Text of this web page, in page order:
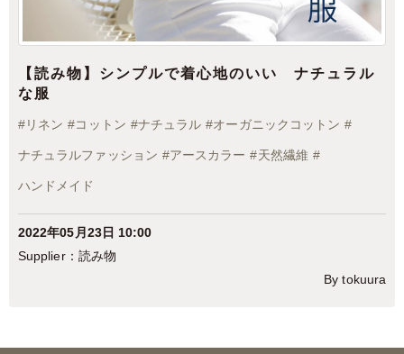
【読み物】シンプルで着心地のいい ナチュラル
な服
# リネン #コットン #ナチュラル #オーガニックコットン #
ナチュラルファッション #アースカラー #天然繊維 #
ハンドメイド
2022年05月23日 10:00
読み物
By tokuura